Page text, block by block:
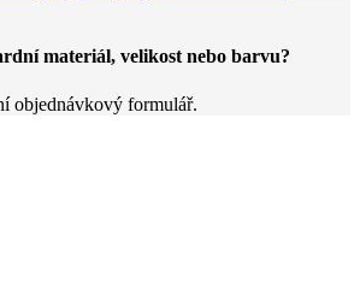
materiál, velikost nebo barvu?
objednávkový formulář.